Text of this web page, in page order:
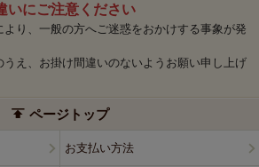
いにご注意ください
り、一般の方へご迷惑をおかけする事象が発
え、お掛け間違いのないようお願い申し上げ
ページトップ
お支払い方法